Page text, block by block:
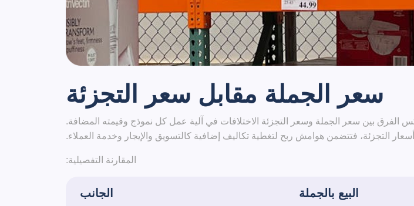
سعر الجملة مقابل سعر التجزئة
الفرق بين سعر الجملة وسعر التجزئة الاختلافات في آلية عمل كل نموذج وقيمته المضافة.
التجزئة، فتتضمن هوامش ربح لتغطية تكاليف إضافية كالتسويق والإيجار وخدمة العملاء.
المقارنة التفصيلية:
الجانب البيع بالجملة